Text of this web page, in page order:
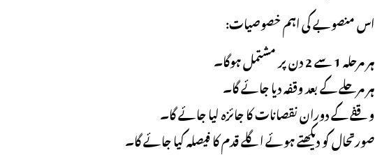
اس منصوبے کی اہم خصوصیات:
ہر مرحلہ 1 سے 2 دن پر مشتمل ہوگا۔
ہر مرحلے کے بعد وقفہ دیا جائے گا۔
وقفے کے دوران نقصانات کا جائزہ لیا جائے گا۔
صورتحال کو دیکھتے ہوئے اگلے قدم کا فیصلہ کیا جائے گا۔